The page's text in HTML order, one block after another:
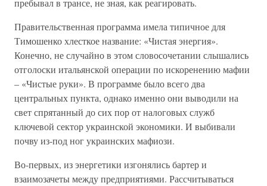
пребывал в трансе, не зная, как реагировать.
Правительственная программа имела типичное для
Тимошенко хлесткое название: «Чистая энергия».
Конечно, не случайно в этом словосочетании слышались
отголоски итальянской операции по искоренению мафии
– «Чистые руки». В программе было всего два
центральных пункта, однако именно они выводили на
свет спрятанный до сих пор от налоговых служб
ключевой сектор украинской экономики. И выбивали
почву из-под ног украинских мафиози.
Во-первых, из энергетики изгонялись бартер и
взаимозачеты между предприятиями. Рассчитываться